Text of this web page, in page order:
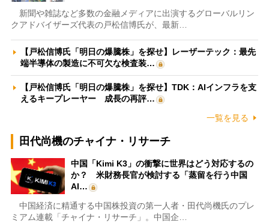
新聞や雑誌など多数の金融メディアに出演するグローバルリン
クアドバイザーズ代表の戸松信博氏が、最新…
【戸松信博氏「明日の爆騰株」を探せ】レーザーテック：最先
端半導体の製造に不可欠な検査装…
【戸松信博氏「明日の爆騰株」を探せ】TDK：AIインフラを支
えるキープレーヤー 成長の再評…
一覧を見る
田代尚機のチャイナ・リサーチ
中国「Kimi K3」の衝撃に世界はどう対応するの
か？ 米財務長官が検討する「蒸留を行う中国
AI…
中国経済に精通する中国株投資の第一人者・田代尚機氏のプレ
ミアム連載「チャイナ・リサーチ」。中国企…